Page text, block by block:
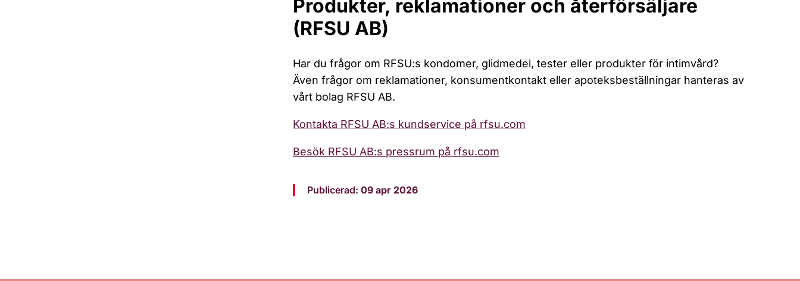
Produkter, reklamationer och återförsäljare
(RFSU AB)
Har du frågor om RFSU:s kondomer, glidmedel, tester eller produkter för intimvård?
Även frågor om reklamationer, konsumentkontakt eller apoteksbeställningar hanteras av
vårt bolag RFSU AB.
Kontakta RFSU AB:s kundservice på rfsu.com
Besök RFSU AB:s pressrum på rfsu.com
Publicerad: 09 apr 2026